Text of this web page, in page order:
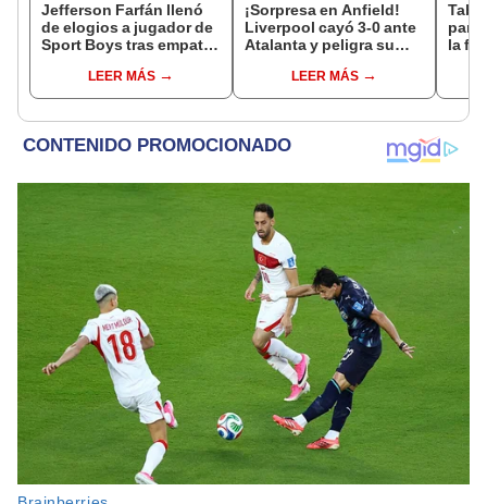
Jefferson Farfán llenó
de elogios a jugador de
Sport Boys tras empate
"Ojalá puedas volver
pronto a tu casa"
LEER MÁS
¡Sorpresa en Anfield!
Liverpool cayó 3-0 ante
Atalanta y peligra su
semifinales de Europa
League
LEER MÁS
la